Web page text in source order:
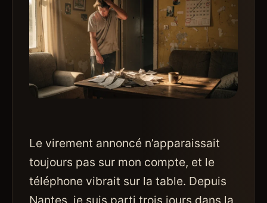
Le virement annoncé n’apparaissait
toujours pas sur mon compte, et le
téléphone vibrait sur la table. Depuis